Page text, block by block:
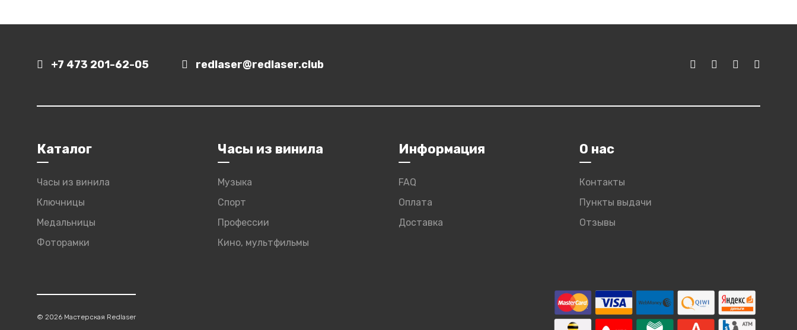
+7 473 201-62-05 redlaser@redlaser.club
Каталог
Часы из винила
Ключницы
Медальницы
Фоторамки
Часы из винила
Музыка
Спорт
Профессии
Кино, мультфильмы
Информация
FAQ
Оплата
Доставка
О нас
Контакты
Пункты выдачи
Отзывы
© 2026 Мастерская Redlaser